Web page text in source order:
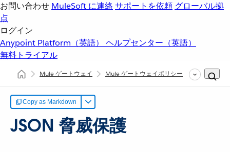
お問い合わせ MuleSoft に連絡サポートを依頼 グローバル拠
点
ログイン
Anypoint Platform（英語） ヘルプセンター（英語）
無料トライアル
Mule ゲートウェイ Mule ゲートウェイポリシー Mule 3 の
Copy as Markdown
JSON 脅威保護